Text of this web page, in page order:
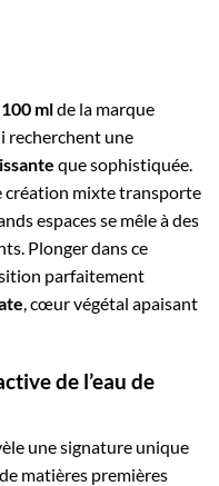
mlde la marque
recherchent une
que sophistiquée.
création mixte transporte
espaces se mêle à des
Plonger dans ce
parfaitement
, cœur végétal apaisant
de l’eau de
une signature unique
matières premières